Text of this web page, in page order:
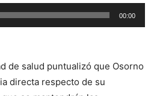
00:00
de salud puntualizó que Osorno
directa respecto de su